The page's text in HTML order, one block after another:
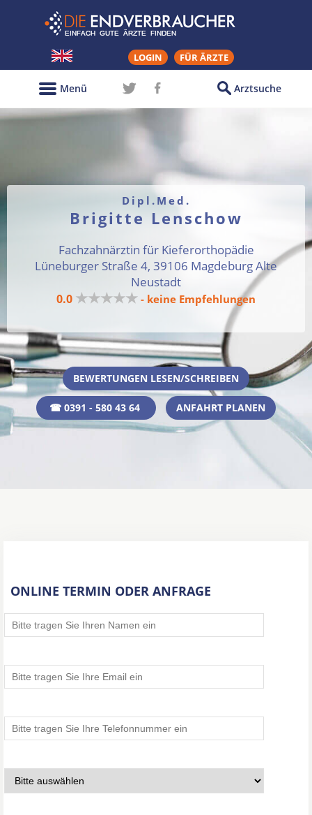
LOGIN FÜR ÄRZTE
Arztsuche
Menü
Dipl.Med.
Brigitte Lenschow
Fachzahnärztin für Kieferorthopädie
Lüneburger Straße 4, 39106 Magdeburg Alte
Neustadt
0.0 ★★★★★ - keine Empfehlungen
BEWERTUNGEN LESEN/SCHREIBEN
☎ 0391 - 580 43 64 ANFAHRT PLANEN
ONLINE TERMIN ODER ANFRAGE